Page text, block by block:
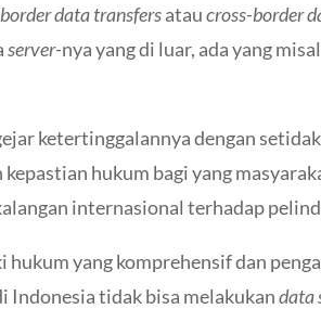
data transfersataucross-border
server-nya yang di luar, ada yang
ketertinggalannya dengan
hukum bagi yang
internasional terhadap
yang komprehensif dan
Indonesia tidak bisa melakukandata